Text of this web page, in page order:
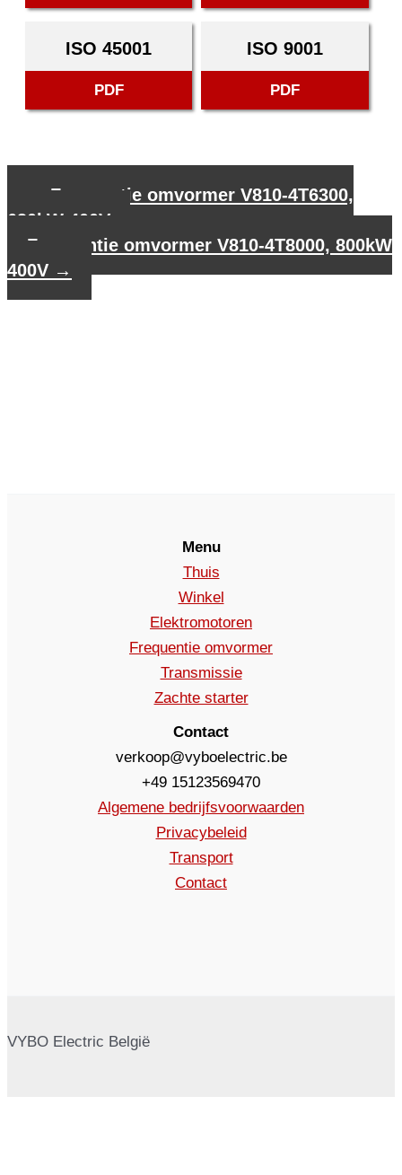
ISO 45001
PDF
ISO 9001
PDF
Frequentie omvormer V810-4T6300,
630kW 400V
Frequentie omvormer V810-4T8000, 800kW
400V →
Menu
Thuis
Winkel
Elektromotoren
Frequentie omvormer
Transmissie
Zachte starter
Contact
verkoop@vyboelectric.be
+49 15123569470
Algemene bedrijfsvoorwaarden
Privacybeleid
Transport
Contact
VYBO Electric België